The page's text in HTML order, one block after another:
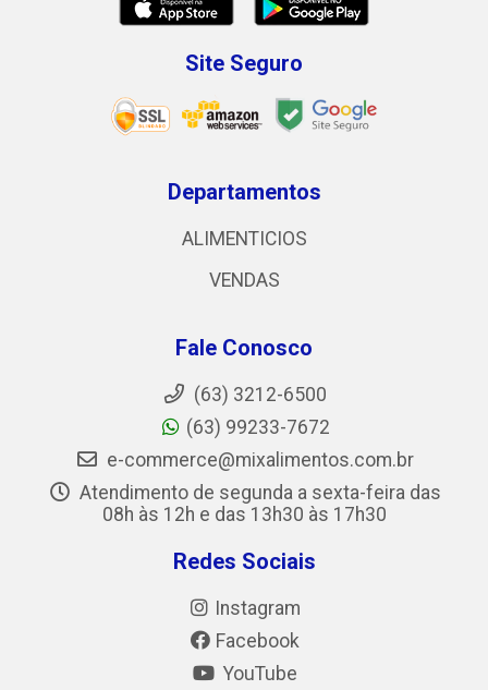
Site Seguro
Departamentos
ALIMENTICIOS
VENDAS
Fale Conosco
(63) 3212-6500
(63) 99233-7672
e-commerce@mixalimentos.com.br
Atendimento de segunda a sexta-feira das
08h às 12h e das 13h30 às 17h30
Redes Sociais
Instagram
Facebook
YouTube